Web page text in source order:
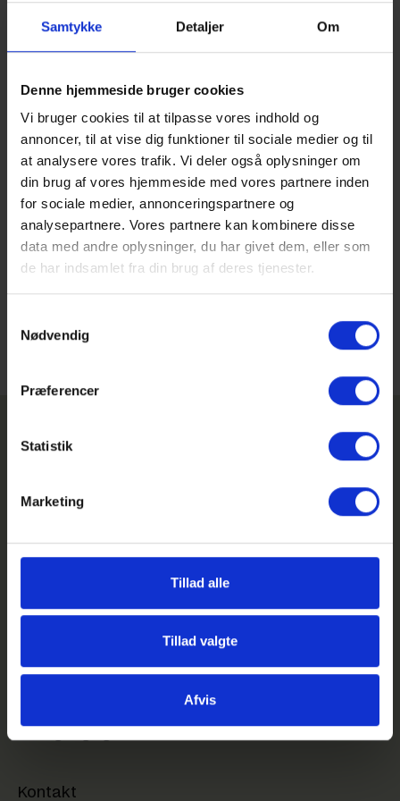
Samtykke Detaljer Om
Denne hjemmeside bruger cookies
Vi bruger cookies til at tilpasse vores indhold og
annoncer, til at vise dig funktioner til sociale medier og til
at analysere vores trafik. Vi deler også oplysninger om
din brug af vores hjemmeside med vores partnere inden
for sociale medier, annonceringspartnere og
analysepartnere. Vores partnere kan kombinere disse
data med andre oplysninger, du har givet dem, eller som
de har indsamlet fra din brug af deres tjenester.
Nødvendig
Præferencer
Statistik
Marketing
Tillad alle
Tillad valgte
Afvis
På Gammel Hellerup Gymnasium vil vi gerne sige tak til alle
for en fantastisk oriemteringsaften 16. januar. Vi fik besøg af
Husk du stadig kan nå at besøge GHG til en af vores
en plads her
Var du forhindret i at komme til orienteringsaften, så følg
med her på siden, hvor der snart bliver lagt en film op fra
orienteringsaftenen.
Du er altid velkommen til at skrive eller ringe til os med
spørgsmål om skolen.
GHG på Facebook
GHG på Instagram
Feriekalender
Kontakt